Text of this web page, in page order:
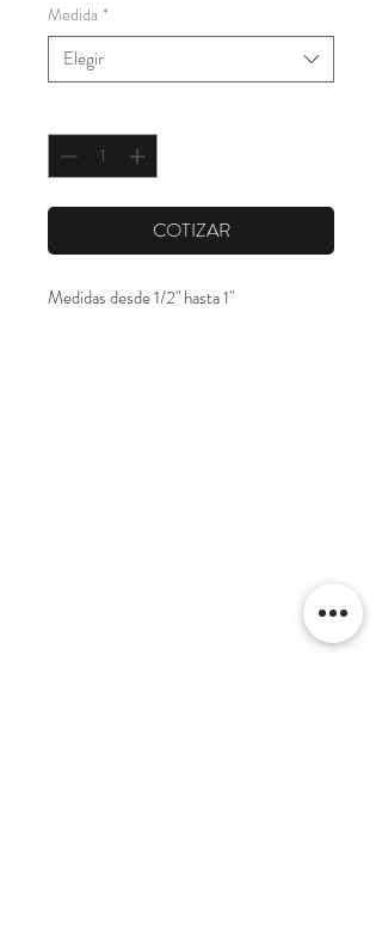
Medida *
Elegir
COTIZAR
Medidas desde 1/2" hasta 1"